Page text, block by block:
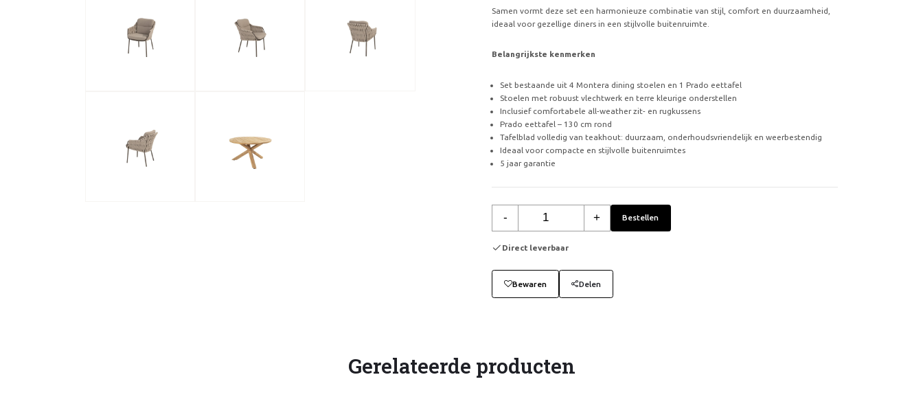
Samen vormt deze set een harmonieuze combinatie van stijl, comfort en duurzaamheid,
ideaal voor gezellige diners in een stijlvolle buitenruimte.
Belangrijkste kenmerken
Set bestaande uit 4 Montera dining stoelen en 1 Prado eettafel
Stoelen met robuust vlechtwerk en terre kleurige onderstellen
Inclusief comfortabele all-weather zit- en rugkussens
Prado eettafel – 130 cm rond
Tafelblad volledig van teakhout: duurzaam, onderhoudsvriendelijk en weerbestendig
Ideaal voor compacte en stijlvolle buitenruimtes
5 jaar garantie
- + Bestellen
Direct leverbaar
Bewaren Delen
Gerelateerde producten